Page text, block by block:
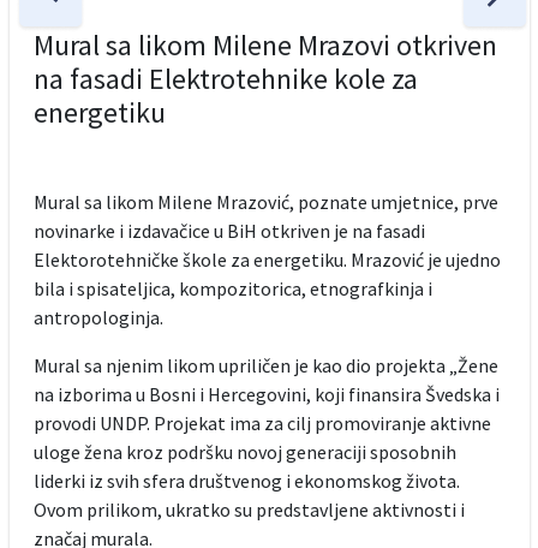
Mural sa likom Milene Mrazovi otkriven
na fasadi Elektrotehnike kole za
energetiku
Mural sa likom Milene Mrazović, poznate umjetnice, prve
novinarke i izdavačice u BiH otkriven je na fasadi
Elektorotehničke škole za energetiku. Mrazović je ujedno
bila i spisateljica, kompozitorica, etnografkinja i
antropologinja.
Mural sa njenim likom upriličen je kao dio projekta „Žene
na izborima u Bosni i Hercegovini, koji finansira Švedska i
provodi UNDP. Projekat ima za cilj promoviranje aktivne
uloge žena kroz podršku novoj generaciji sposobnih
liderki iz svih sfera društvenog i ekonomskog života.
Ovom prilikom, ukratko su predstavljene aktivnosti i
značaj murala.